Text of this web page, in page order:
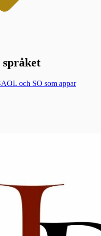
språket
och SO som appar